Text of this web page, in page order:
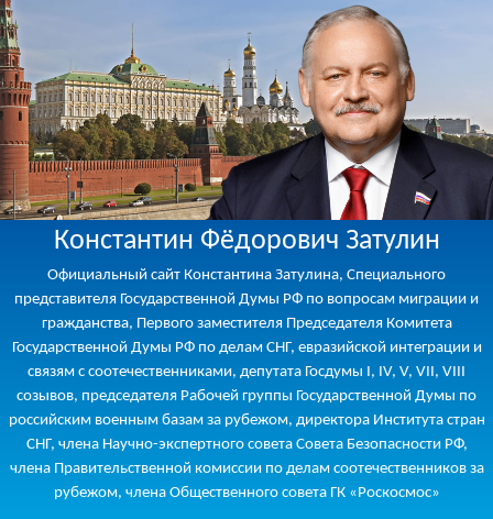
Константин Фёдорович Затулин
Официальный сайт Константина Затулина, Специального
представителя Государственной Думы РФ по вопросам миграции и
гражданства, Первого заместителя Председателя Комитета
Государственной Думы РФ по делам СНГ, евразийской интеграции и
связям с соотечественниками, депутата Госдумы I, IV, V, VII, VIII
созывов, председателя Рабочей группы Государственной Думы по
российским военным базам за рубежом, директора Института стран
СНГ, члена Научно-экспертного совета Совета Безопасности РФ,
члена Правительственной комиссии по делам соотечественников за
рубежом, члена Общественного совета ГК «Роскосмос»